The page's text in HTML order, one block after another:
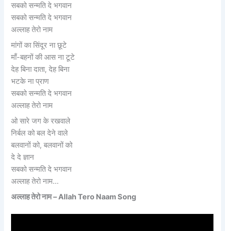
सबको सन्मति दे भगवान
सबको सन्मति दे भगवान
अल्लाह तेरो नाम
मांगों का सिंदूर ना छूटे
माँ-बहनों की आस ना टूटे
देह बिना दाता, देह बिना
भटके ना प्राण
सबको सन्मति दे भगवान
अल्लाह तेरो नाम
ओ सारे जग के रखवाले
निर्बल को बल देने वाले
बलवानों को, बलवानों को
दे दे ज्ञान
सबको सन्मति दे भगवान
अल्लाह तेरो नाम…
अल्लाह तेरो नाम – Allah Tero Naam Song